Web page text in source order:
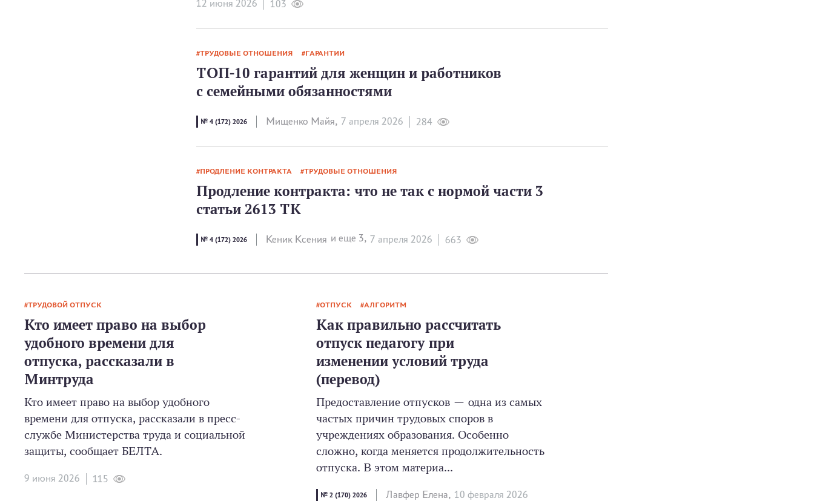
12 июня 2026 103
ТРУДОВЫЕ ОТНОШЕНИЯ ГАРАНТИИ
ТОП-10 гарантий для женщин и работников
с семейными обязанностями
№ 4 (172) 2026 Мищенко Майя, 7 апреля 2026 284
ПРОДЛЕНИЕ КОНТРАКТА ТРУДОВЫЕ ОТНОШЕНИЯ
Продление контракта: что не так с нормой части 3
статьи 2613 ТК
№ 4 (172) 2026 Кеник Ксения и еще 3, 7 апреля 2026 663
ТРУДОВОЙ ОТПУСК
Кто имеет право на выбор
удобного времени для
отпуска, рассказали в
Минтруда
Кто имеет право на выбор удобного
времени для отпуска, рассказали в пресс-
службе Министерства труда и социальной
защиты, сообщает БЕЛТА.
9 июня 2026 115
ОТПУСК АЛГОРИТМ
Как правильно рассчитать
отпуск педагогу при
изменении условий труда
(перевод)
Предоставление отпусков — одна из самых
частых причин трудовых споров в
учреждениях образования. Особенно
сложно, когда меняется продолжительность
отпуска. В этом материа...
№ 2 (170) 2026 Лавфер Елена, 10 февраля 2026